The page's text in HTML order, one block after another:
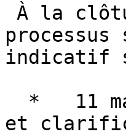
indicatif
et